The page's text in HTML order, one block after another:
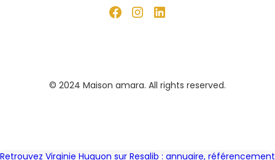
© 2024 Maison amara. All rights reserved.
Retrouvez Virginie Huguon sur Resalib : annuaire, référencement